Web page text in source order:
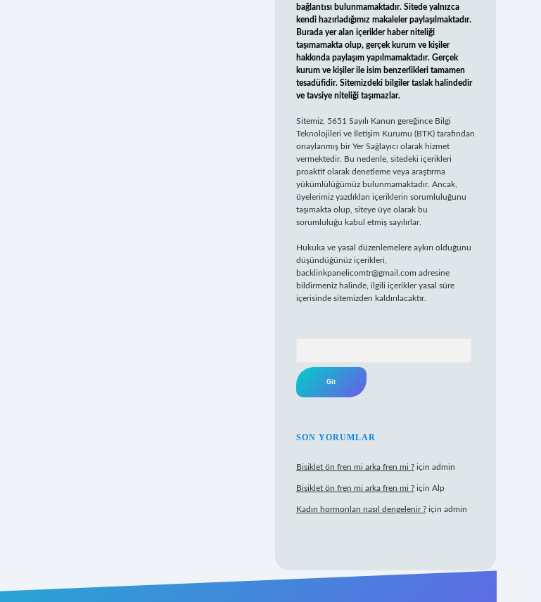
bağlantısı bulunmamaktadır. Sitede yalnızca
kendi hazırladığımız makaleler paylaşılmaktadır.
Burada yer alan içerikler haber niteliği
taşımamakta olup, gerçek kurum ve kişiler
hakkında paylaşım yapılmamaktadır. Gerçek
kurum ve kişiler ile isim benzerlikleri tamamen
tesadüfidir. Sitemizdeki bilgiler taslak halindedir
ve tavsiye niteliği taşımazlar.
Sitemiz, 5651 Sayılı Kanun gereğince Bilgi
Teknolojileri ve İletişim Kurumu (BTK) tarafından
onaylanmış bir Yer Sağlayıcı olarak hizmet
vermektedir. Bu nedenle, sitedeki içerikleri
proaktif olarak denetleme veya araştırma
yükümlülüğümüz bulunmamaktadır. Ancak,
üyelerimiz yazdıkları içeriklerin sorumluluğunu
taşımakta olup, siteye üye olarak bu
sorumluluğu kabul etmiş sayılırlar.
Hukuka ve yasal düzenlemelere aykırı olduğunu
düşündüğünüz içerikleri,
backlinkpanelicomtr@gmail.com adresine
bildirmeniz halinde, ilgili içerikler yasal süre
içerisinde sitemizden kaldırılacaktır.
SON YORUMLAR
Bisiklet ön fren mi arka fren mi ?için admin
Bisiklet ön fren mi arka fren mi ?için Alp
Kadın hormonları nasıl dengelenir ?için admin